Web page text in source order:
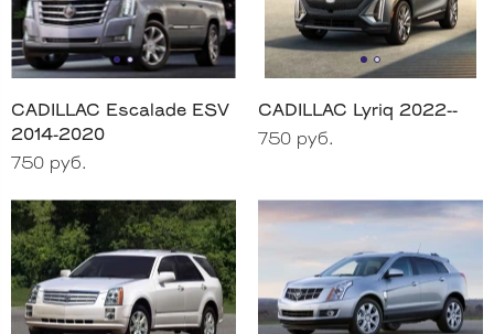
CADILLAC Escalade ESV
2014-2020
750 руб.
CADILLAC Lyriq 2022--
750 руб.